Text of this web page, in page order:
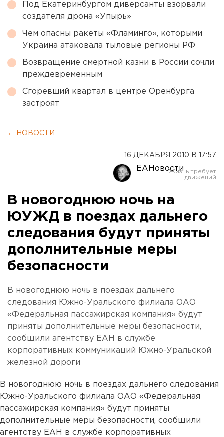
Под Екатеринбургом диверсанты взорвали
создателя дрона «Упырь»
Чем опасны ракеты «Фламинго», которыми
Украина атаковала тыловые регионы РФ
Возвращение смертной казни в России сочли
преждевременным
Сгоревший квартал в центре Оренбурга
застроят
← НОВОСТИ
16 ДЕКАБРЯ 2010 В 17:57
ЕАНовости
В новогоднюю ночь на
ЮУЖД в поездах дальнего
следования будут приняты
дополнительные меры
безопасности
В новогоднюю ночь в поездах дальнего
следования Южно-Уральского филиала ОАО
«Федеральная пассажирская компания» будут
приняты дополнительные меры безопасности,
сообщили агентству ЕАН в службе
корпоративных коммуникаций Южно-Уральской
железной дороги
В новогоднюю ночь в поездах дальнего следования
Южно-Уральского филиала ОАО «Федеральная
пассажирская компания» будут приняты
дополнительные меры безопасности, сообщили
агентству ЕАН в службе корпоративных